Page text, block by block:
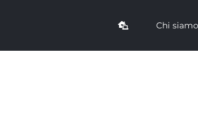
Chi siamo